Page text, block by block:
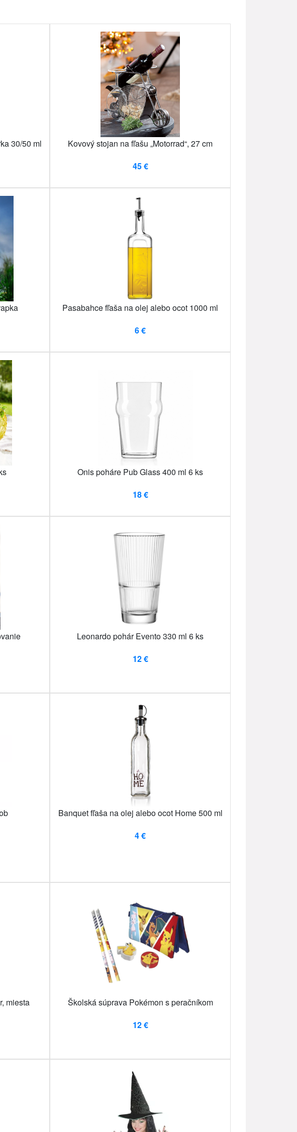
30/50 ml
Kovový stojan na fľašu „Motorrad“, 27 cm
45 €
Pasabahce fľaša na olej alebo ocot 1000 ml
6 €
Onis poháre Pub Glass 400 ml 6 ks
18 €
Leonardo pohár Evento 330 ml 6 ks
12 €
Banquet fľaša na olej alebo ocot Home 500 ml
4 €
miesta
Školská súprava Pokémon s peračníkom
12 €